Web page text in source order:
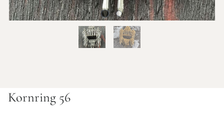
Kornring 56